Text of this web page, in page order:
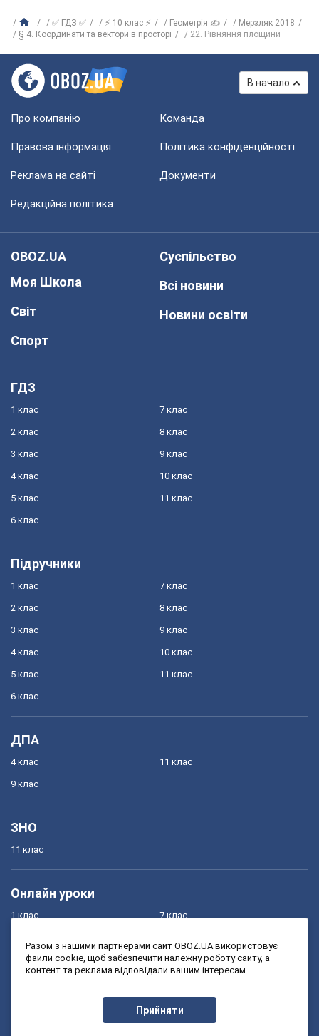
✅ ГДЗ ✅ ⚡ 10 клас ⚡ Геометрія ✍
Мерзляк 2018
§ 4. Координати та вектори в просторі
22. Рівняння площини
В начало
Про компанію Команда
Правова інформація Політика конфіденційності
Реклама на сайті Документи
Редакційна політика
OBOZ.UA
Моя Школа
Світ
Спорт
Суспільство
Всі новини
Новини освіти
ГДЗ
1 клас
2 клас
3 клас
4 клас
5 клас
6 клас
7 клас
8 клас
9 клас
10 клас
11 клас
Підручники
1 клас
2 клас
3 клас
4 клас
5 клас
6 клас
7 клас
8 клас
9 клас
10 клас
11 клас
ДПА
4 клас
9 клас
11 клас
ЗНО
11 клас
Онлайн уроки
1 клас
3 клас
7 клас
9 клас
Разом з нашими партнерами сайт OBOZ.UA використовує
файли cookie, щоб забезпечити належну роботу сайту, а
контент та реклама відповідали вашим інтересам.
Прийняти